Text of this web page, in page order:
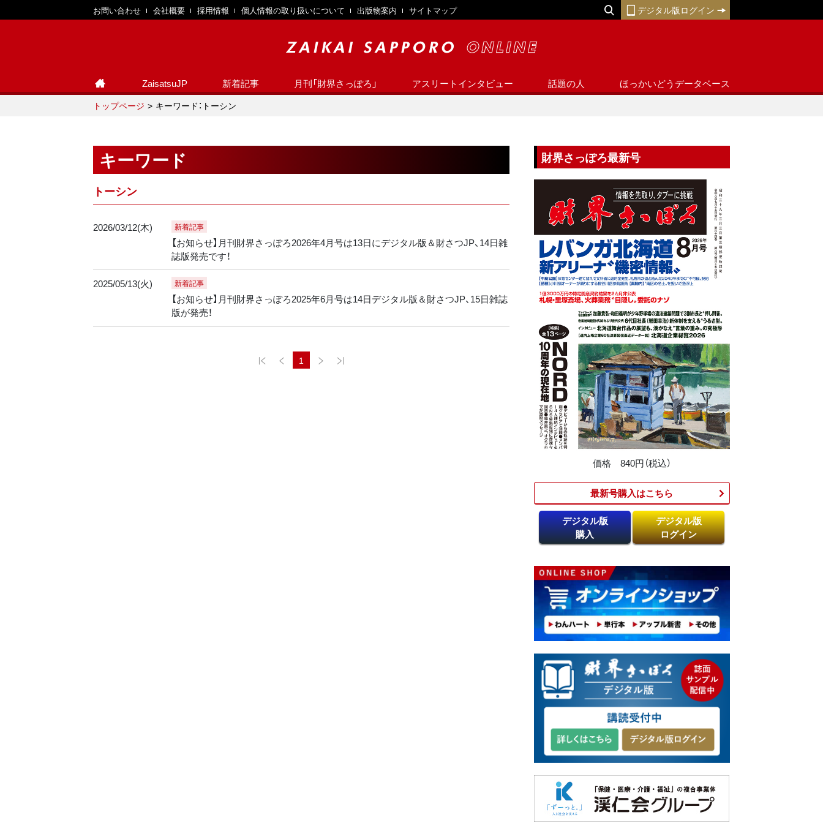
お問い合わせ 会社概要 採用情報 個人情報の取り扱いについて 出版物案内 サイトマップ デジタル版ログイン
ZaisatsuJP 新着記事 月刊「財界さっぽろ」 アスリートインタビュー 話題の人 ほっかいどうデータベース
トップページ キーワード：トーシン
キーワード
トーシン
2026/03/12(木) 新着記事
【お知らせ】月刊財界さっぽろ2026年4月号は13日にデジタル版＆財さつJP、14日雑
誌版発売です！
2025/05/13(火) 新着記事
【お知らせ】月刊財界さっぽろ2025年6月号は14日デジタル版＆財さつJP、15日雑誌
版が発売！
1
財界さっぽろ最新号
価格 840円（税込）
最新号購入はこちら​
デジタル版
購入
デジタル版
ログイン